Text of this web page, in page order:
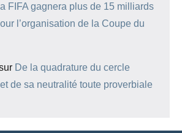
FIFA gagnera plus de 15 milliards
l’organisation de la Coupe du
De la quadrature du cercle
de sa neutralité toute proverbiale